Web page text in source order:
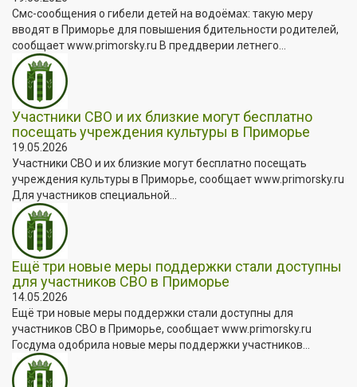
Смс-сообщения о гибели детей на водоёмах: такую меру
вводят в Приморье для повышения бдительности родителей,
сообщает www.primorsky.ru В преддверии летнего...
Участники СВО и их близкие могут бесплатно
посещать учреждения культуры в Приморье
19.05.2026
Участники СВО и их близкие могут бесплатно посещать
учреждения культуры в Приморье, сообщает www.primorsky.ru
Для участников специальной...
Ещё три новые меры поддержки стали доступны
для участников СВО в Приморье
14.05.2026
Ещё три новые меры поддержки стали доступны для
участников СВО в Приморье, сообщает www.primorsky.ru
Госдума одобрила новые меры поддержки участников...